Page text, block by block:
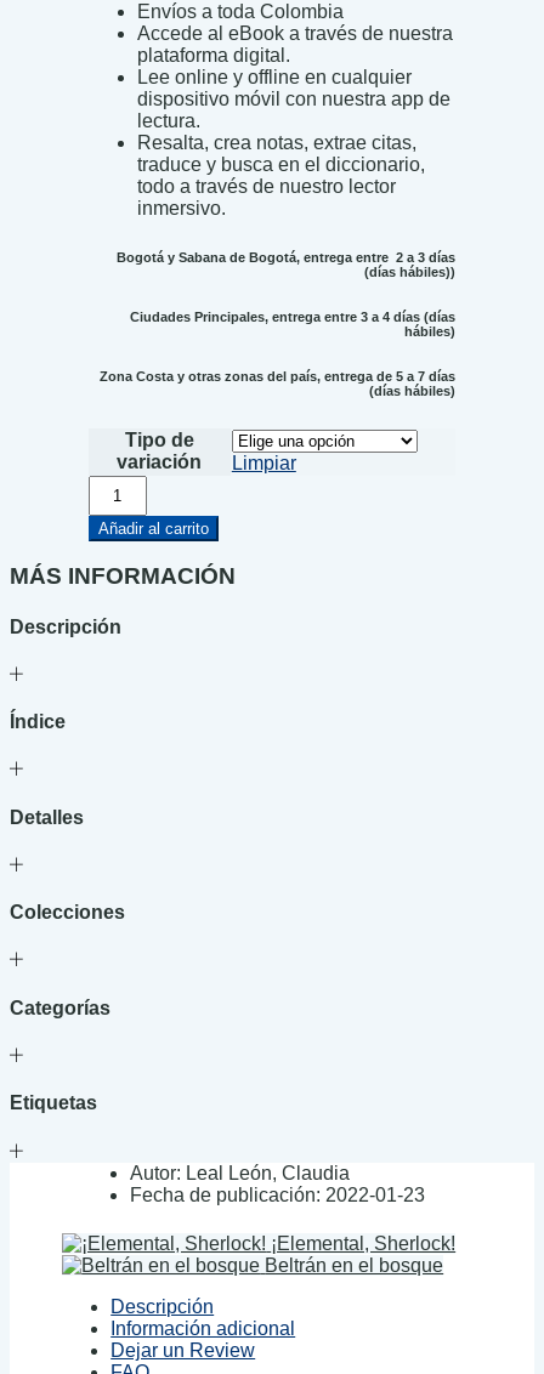
Envíos a toda Colombia
Accede al eBook a través de nuestra
plataforma digital.
Lee online y offline en cualquier
dispositivo móvil con nuestra app de
lectura.
Resalta, crea notas, extrae citas,
traduce y busca en el diccionario,
todo a través de nuestro lector
inmersivo.
Bogotá y Sabana de Bogotá, entrega entre 2 a 3 días
(días hábiles))
Ciudades Principales, entrega entre 3 a 4 días (días
hábiles)
Zona Costa y otras zonas del país, entrega de 5 a 7 días
(días hábiles)
Tipo de
variación
Limpiar
agua
de
cantidad
Añadir al carrito
MÁS INFORMACIÓN
Descripción
Índice
Detalles
Colecciones
Categorías
Etiquetas
Autor: Leal León, Claudia
Fecha de publicación: 2022-01-23
¡Elemental, Sherlock!
Beltrán en el bosque
Descripción
Información adicional
Dejar un Review